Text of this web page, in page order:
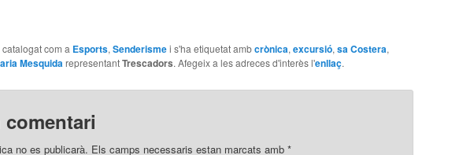
com a Esports, Senderismei s'ha etiquetat ambcrònica, excursió, sa Costera,
MesquidarepresentantTrescadors. Afegeix a les adreces d'interès l'enllaç.
comentari
no es publicarà. Els camps necessaris estan marcats amb *